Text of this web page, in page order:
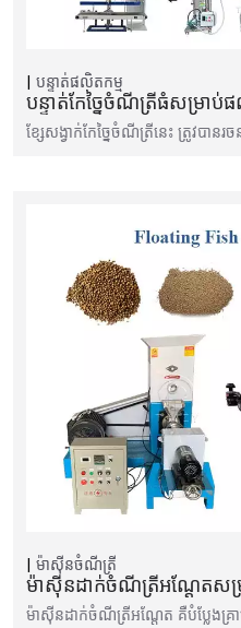
បន្ទាត់ផលិតកម្ម
បន្ទាត់កែច្នៃចំណីត្រីធំសម្រា
ខ្សែសង្វាក់កែច្នៃចំណីត្រីនេះ ត្រូវបា
ម៉ាស៊ីនចំណីត្រី
ម៉ាស៊ីនដាក់ចំណីត្រីអណ្តែតសម្
ម៉ាស៊ីន​ដាក់​ចំណី​ត្រី​អណ្តែត គឺ​បំប្លែង​គ្